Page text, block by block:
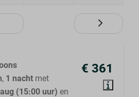
€ 361
, 1 nacht met
(15:00 uur) en